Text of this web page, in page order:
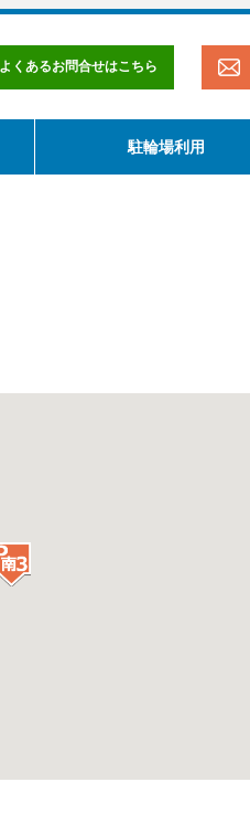
よくあるお問合せはこちら
駐輪場利用